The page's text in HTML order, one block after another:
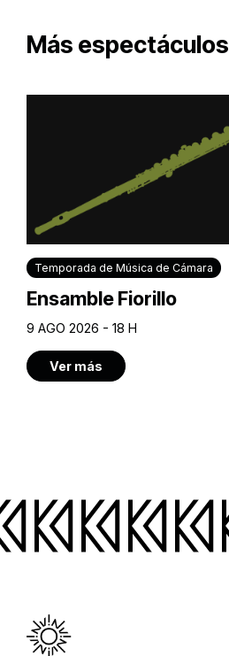
Más espectáculos
Temporada de Música de Cámara
Ensamble Fiorillo
9 AGO 2026 - 18 H
Ver más